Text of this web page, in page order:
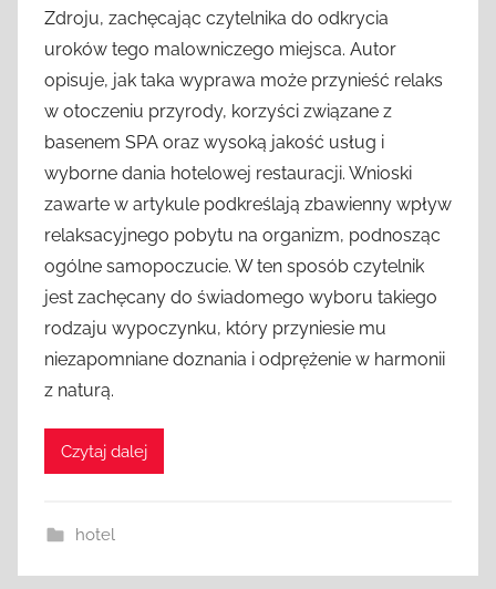
Zdroju, zachęcając czytelnika do odkrycia
uroków tego malowniczego miejsca. Autor
opisuje, jak taka wyprawa może przynieść relaks
w otoczeniu przyrody, korzyści związane z
basenem SPA oraz wysoką jakość usług i
wyborne dania hotelowej restauracji. Wnioski
zawarte w artykule podkreślają zbawienny wpływ
relaksacyjnego pobytu na organizm, podnosząc
ogólne samopoczucie. W ten sposób czytelnik
jest zachęcany do świadomego wyboru takiego
rodzaju wypoczynku, który przyniesie mu
niezapomniane doznania i odprężenie w harmonii
z naturą.
Czytaj dalej
hotel